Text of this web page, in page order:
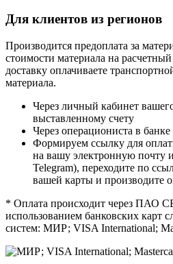
Для клиентов из регионов
Производится предоплата за
стоимости материала на
доставку оплачиваете
материала.
Через личный кабинет
выставленному счету
Через операциониста в
Формируем ссылку для
на вашу электронную почту
Telegram), переходите по
вашей карты и производите
* Оплата происходит через ПАО
использованием банковских карт
систем: МИР; VISA International;